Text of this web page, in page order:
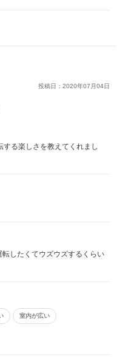
投稿日： 2020年07 月04日
る楽しさを教えてくれまし
したくてウズウズするくらい
室内が広い